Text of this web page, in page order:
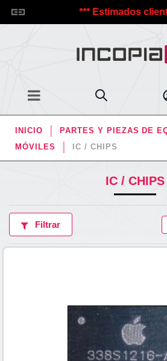
*** Estimados clientes,
INICIO
PARTES Y PIEZAS DE
MÓVILES
IC / CHIPS
IC / CHIPS
Filtrar